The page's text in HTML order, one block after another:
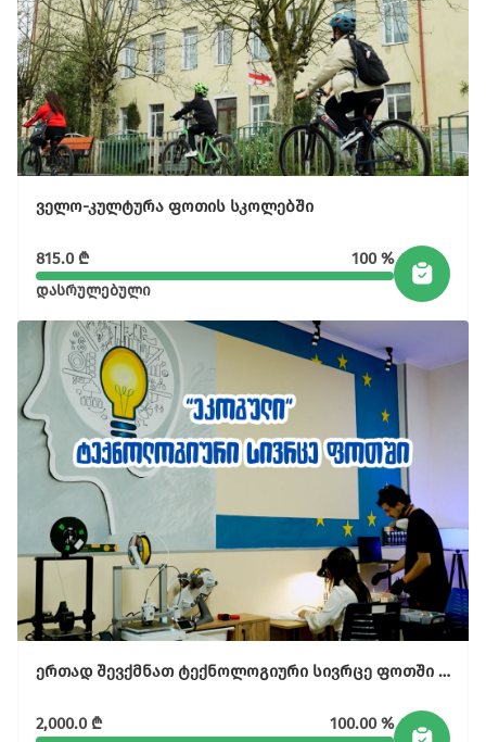
ველო-კულტურა ფოთის სკოლებში
815.0₾ 100 %
დასრულებული
ერთად შევქმნათ ტექნოლოგიური სივრცე ფოთში - “ეკოგული”
2,000.0₾ 100.00 %